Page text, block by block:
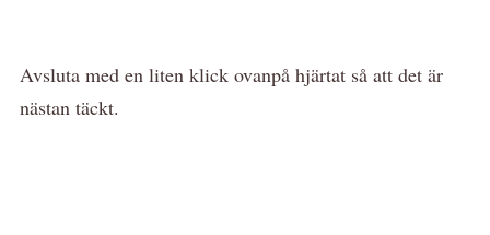
Avsluta med en liten klick ovanpå hjärtat så att det är
nästan täckt.